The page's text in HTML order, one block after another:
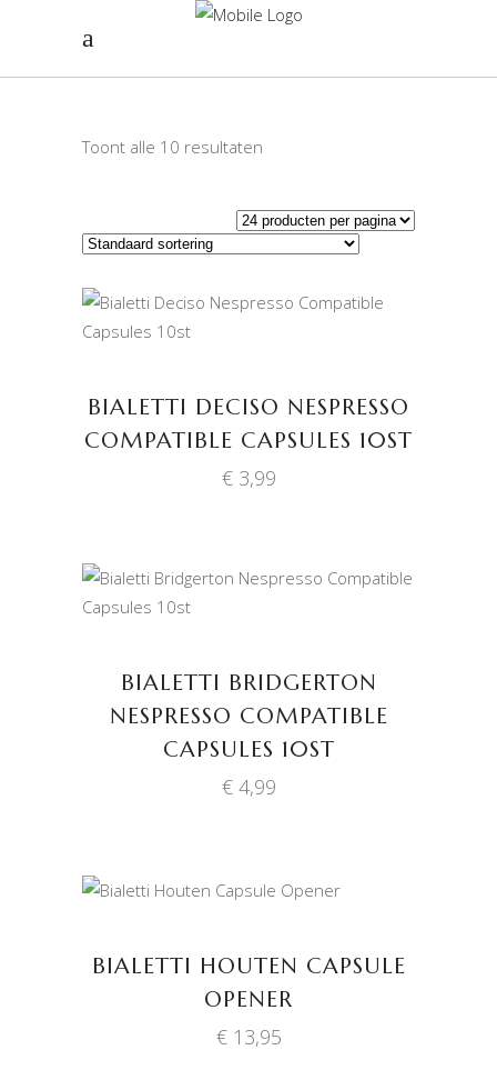
Toont alle 10 resultaten
TOEVOEGEN AAN
BIALETTI DECISO NESPRESSO
COMPATIBLE CAPSULES 10ST
€3,99
TOEVOEGEN AAN
BIALETTI BRIDGERTON
NESPRESSO COMPATIBLE
CAPSULES 10ST
€4,99
BIALETTI HOUTEN CAPSULE
OPENER
€13,95